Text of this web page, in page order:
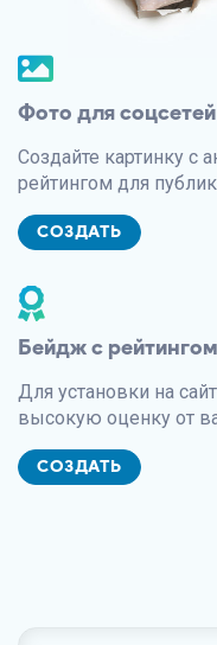
Фото для соцсетей
Создайте картинку с
рейтингом для
СОЗДАТЬ
Бейдж с рейтингом
Для установки на
высокую оценку от
СОЗДАТЬ